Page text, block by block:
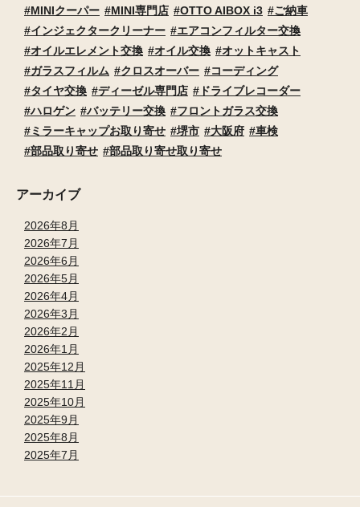
MINIクーパー MINI専門店 OTTO AIBOX i3
ご納車
インジェクタークリーナー
エアコンフィルター交換
オイルエレメント交換
オイル交換
オットキャスト
ガラスフィルム
クロスオーバー
コーディング
タイヤ交換
ディーゼル専門店
ドライブレコーダー
ハロゲン
バッテリー交換
フロントガラス交換
ミラーキャップお取り寄せ
堺市 大阪府
車検
部品取り寄せ
部品取り寄せ取り寄せ
アーカイブ
2026年8月
2026年7月
2026年6月
2026年5月
2026年4月
2026年3月
2026年2月
2026年1月
2025年12月
2025年11月
2025年10月
2025年9月
2025年8月
2025年7月